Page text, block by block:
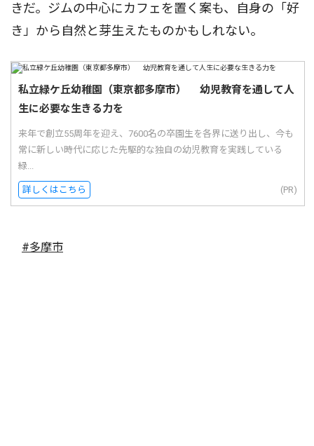
きだ。ジムの中心にカフェを置く案も、自身の「好
き」から自然と芽生えたものかもしれない。
私立緑ケ丘幼稚園（東京都多摩市） 幼児教育を通して人
生に必要な生きる力を
来年で創立55周年を迎え、7600名の卒園生を各界に送り出し、今も
常に新しい時代に応じた先駆的な独自の幼児教育を実践している
緑...
詳しくはこちら (PR)
#多摩市